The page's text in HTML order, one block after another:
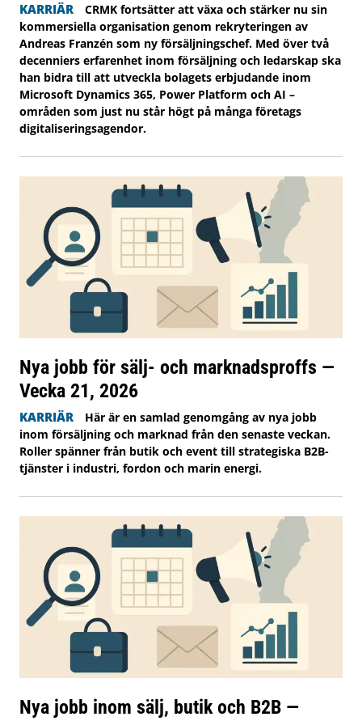
KARRIÄR
CRMK fortsätter att växa och stärker nu sin
kommersiella organisation genom rekryteringen av
Andreas Franzén som ny försäljningschef. Med över två
decenniers erfarenhet inom försäljning och ledarskap ska
han bidra till att utveckla bolagets erbjudande inom
Microsoft Dynamics 365, Power Platform och AI –
områden som just nu står högt på många företags
digitaliseringsagendor.
Nya jobb för sälj- och marknadsproffs —
Vecka 21, 2026
KARRIÄR
Här är en samlad genomgång av nya jobb
inom försäljning och marknad från den senaste veckan.
Roller spänner från butik och event till strategiska B2B-
tjänster i industri, fordon och marin energi.
Nya jobb inom sälj, butik och B2B —